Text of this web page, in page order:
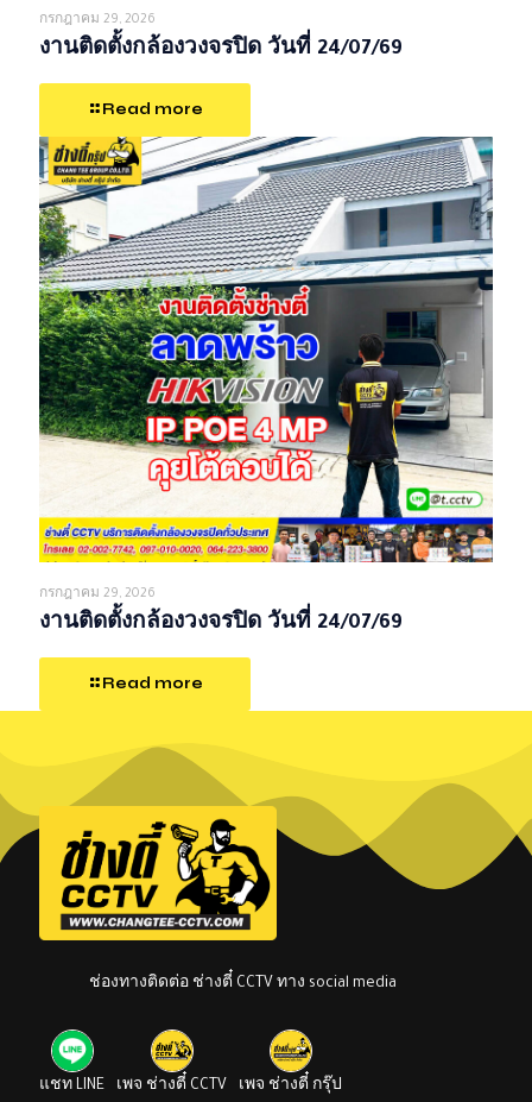
กรกฎาคม 29, 2026
งานติดตั้งกล้องวงจรปิด วันที่ 24/07/69
Read more
กรกฎาคม 29, 2026
งานติดตั้งกล้องวงจรปิด วันที่ 24/07/69
Read more
ช่องทางติดต่อ ช่างตี๋ CCTV ทาง social media
แชท LINE เพจ ช่างตี๋ CCTV เพจ ช่างตี๋ กรุ๊ป